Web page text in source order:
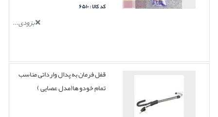
کد کالا : ۶۵۱۰
بزودی...
قفل فرمان به پدال وارداتی مناسب
تمام خودو ها(مدل عصایی )